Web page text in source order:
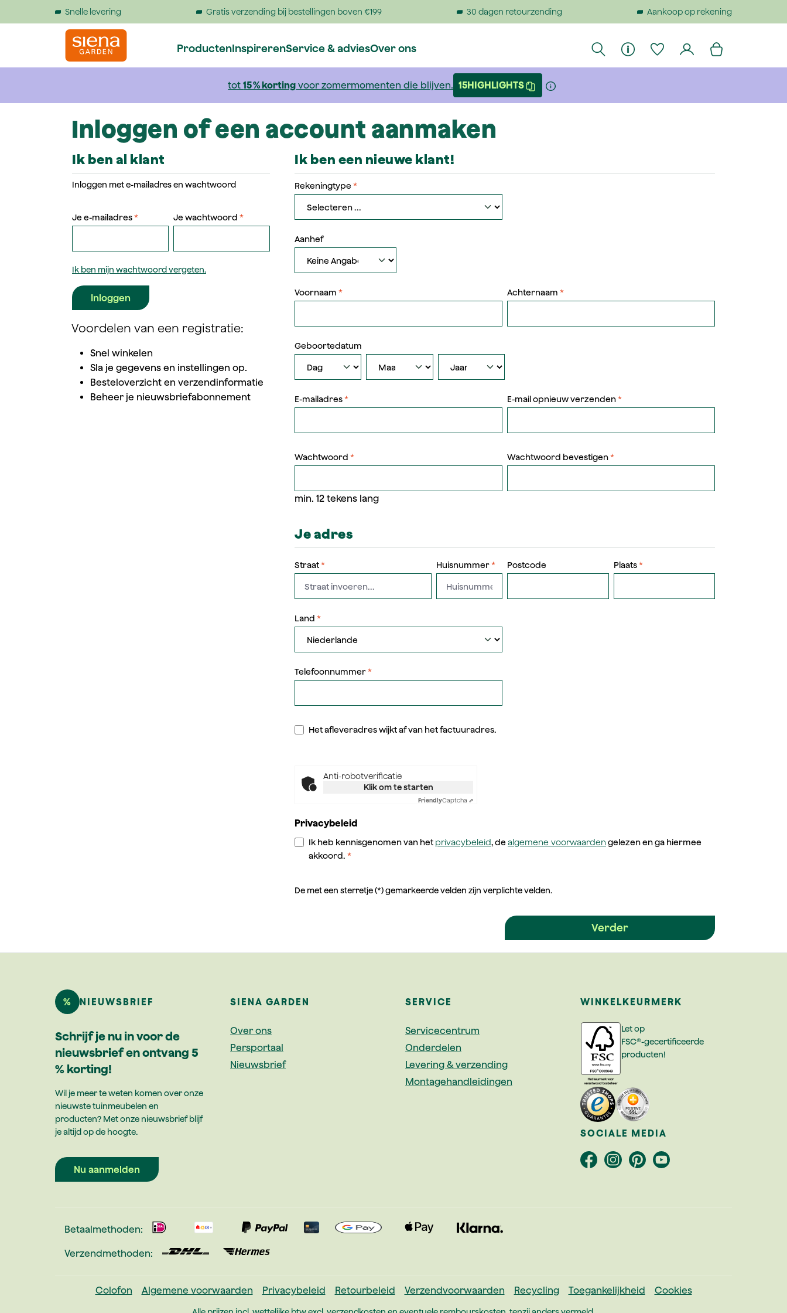
Naar de hoofdnavigatie gaan
Snelle levering Gratis verzending bij bestellingen boven €199 30 dagen retourzending Aankoop op rekening
ProductenInspirerenService & adviesOver ons
tot15 % korting voor zomermomenten die blijven. 15HIGHLIGHTS
Inloggen of een account aanmaken
Ik ben al klant
Inloggen met e-mailadres en wachtwoord
Je e-mailadres* Je wachtwoord *
Ik ben mijn wachtwoord vergeten.
Inloggen
Voordelen van een registratie:
Snel winkelen
Sla je gegevens en instellingen op.
Besteloverzicht en verzendinformatie
Beheer je nieuwsbriefabonnement
Ik ben een nieuwe klant!
Persoonlijke informatie
Rekeningtype *
Aanhef
Voornaam * Achternaam *
Geboortedatum
E-mailadres* E-mail opnieuw verzenden*
Wachtwoord *
min. 12 tekens lang
Wachtwoord bevestigen*
Je adres
Straat* Huisnummer* Postcode Plaats*
Land *
Telefoonnummer*
Het afleveradres wijkt af van het factuuradres.
Anti-robotverificatie
Klik om te starten
FriendlyCaptcha ⇗
Privacybeleid
Ik heb kennisgenomen van het privacybeleid, de algemene voorwaardengelezen en ga hiermee
akkoord. *
De met een sterretje (*) gemarkeerde velden zijn verplichte velden.
Verder
% NIEUWSBRIEF
Schrijf je nu in voor de
nieuwsbrief en ontvang 5
% korting!
Wil je meer te weten komen over onze
nieuwste tuinmeubelen en
producten? Met onze nieuwsbrief blijf
je altijd op de hoogte.
Nu aanmelden
SIENA GARDEN
Over ons
Persportaal
Nieuwsbrief
SERVICE
Servicecentrum
Onderdelen
Levering & verzending
Montagehandleidingen
WINKELKEURMERK
Let op
FSC®-gecertificeerde
producten!
SOCIALE MEDIA
Betaalmethoden:
Verzendmethoden:
Colofon Algemene voorwaarden Privacybeleid Retourbeleid Verzendvoorwaarden Recycling Toegankelijkheid Cookies